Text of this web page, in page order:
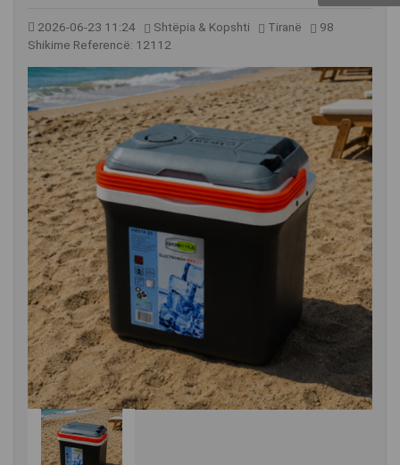
2026-06-23 11:24 Shtëpia & Kopshti Tiranë
98
Shikime Referencë: 12112